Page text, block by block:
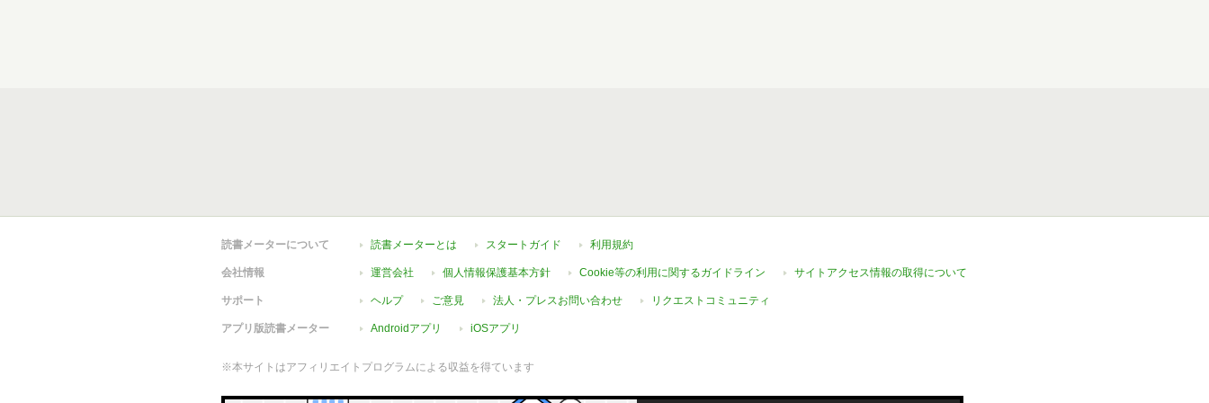
読書メーターについて 読書メーターとは スタートガイド 利用規約
会社情報 運営会社 個人情報保護基本方針 Cookie等の利用に関するガイドライン サイトアクセス情報の取得について
サポート ヘルプ ご意見 法人・プレスお問い合わせ リクエストコミュニティ
アプリ版読書メーター Androidアプリ iOSアプリ
※本サイトはアフィリエイトプログラムによる収益を得ています